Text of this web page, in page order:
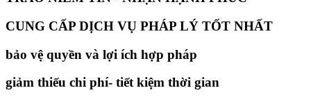
CUNG CẤP DỊCH VỤ PHÁP LÝ TỐT NHẤT
bảo vệ quyền và lợi ích hợp pháp
giảm thiếu chi phí- tiết kiệm thời gian